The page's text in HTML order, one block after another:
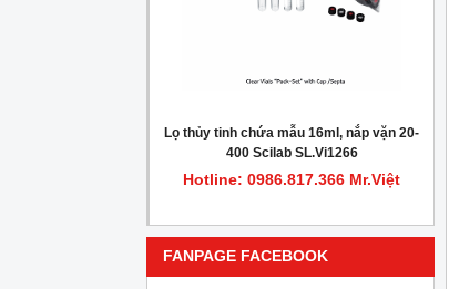
Lọ thủy tinh chứa mẫu 16ml, nắp vặn 20-
400 Scilab SL.Vi1266
Hotline: 0986.817.366 Mr.Việt
FANPAGE FACEBOOK